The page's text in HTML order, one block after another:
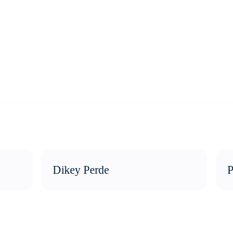
Dikey Perde